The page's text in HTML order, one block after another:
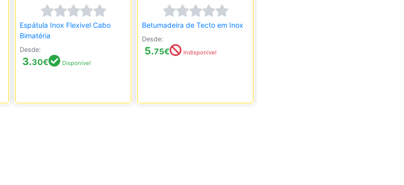
Espátula Inox Flexivel Cabo
Bimatéria
Desde:
3.30€ Disponível
Betumadeira de Tecto em Inox
Desde:
5.75€ Indisponível